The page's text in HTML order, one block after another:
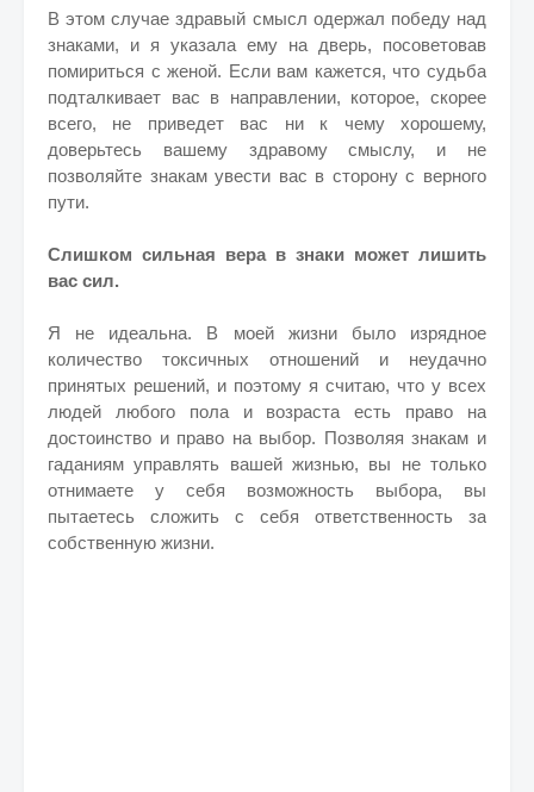
В этом случае здравый смысл одержал победу над
знаками, и я указала ему на дверь, посоветовав
помириться с женой. Если вам кажется, что судьба
подталкивает вас в направлении, которое, скорее
всего, не приведет вас ни к чему хорошему,
доверьтесь вашему здравому смыслу, и не
позволяйте знакам увести вас в сторону с верного
пути.
Слишком сильная вера в знаки может лишить
вас сил.
Я не идеальна. В моей жизни было изрядное
количество токсичных отношений и неудачно
принятых решений, и поэтому я считаю, что у всех
людей любого пола и возраста есть право на
достоинство и право на выбор. Позволяя знакам и
гаданиям управлять вашей жизнью, вы не только
отнимаете у себя возможность выбора, вы
пытаетесь сложить с себя ответственность за
собственную жизни.